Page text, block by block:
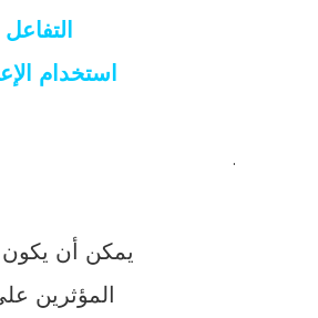
استخدام
.
يمكن أن يكون
المؤثرين